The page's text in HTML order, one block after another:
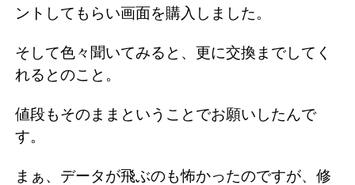
ントしてもらい画面を購入しました。
そして色々聞いてみると、更に交換までしてく
れるとのこと。
値段もそのままということでお願いしたんで
す。
まぁ、データが飛ぶのも怖かったのですが、修